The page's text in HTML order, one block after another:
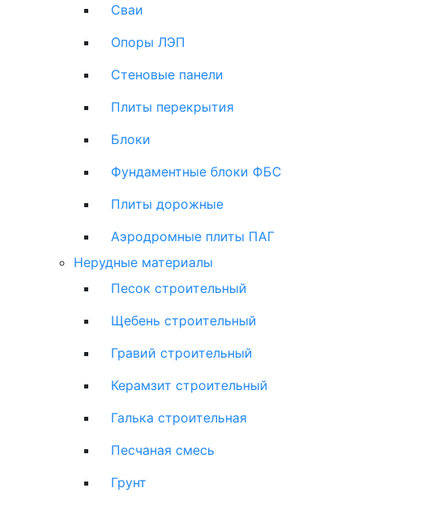
Сваи
Опоры ЛЭП
Стеновые панели
Плиты перекрытия
Блоки
Фундаментные блоки ФБС
Плиты дорожные
Аэродромные плиты ПАГ
Нерудные материалы
Песок строительный
Щебень строительный
Гравий строительный
Керамзит строительный
Галька строительная
Песчаная смесь
Грунт